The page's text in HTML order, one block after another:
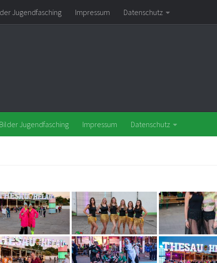
Jugendfasching Impressum Datenschutz
Bilder Jugendfasching Impressum Datenschutz